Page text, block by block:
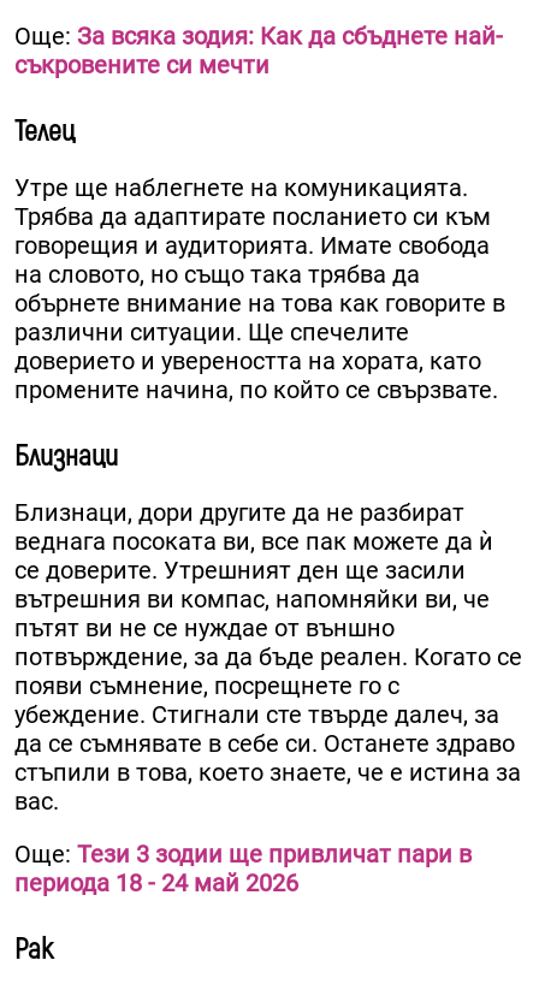
Още: За всяка зодия: Как да сбъднете най-
съкровените си мечти
Телец
Утре ще наблегнете на комуникацията.
Трябва да адаптирате посланието си към
говорещия и аудиторията. Имате свобода
на словото, но също така трябва да
обърнете внимание на това как говорите в
различни ситуации. Ще спечелите
доверието и увереността на хората, като
промените начина, по който се свързвате.
Близнаци
Близнаци, дори другите да не разбират
веднага посоката ви, все пак можете да ѝ
се доверите. Утрешният ден ще засили
вътрешния ви компас, напомняйки ви, че
пътят ви не се нуждае от външно
потвърждение, за да бъде реален. Когато се
появи съмнение, посрещнете го с
убеждение. Стигнали сте твърде далеч, за
да се съмнявате в себе си. Останете здраво
стъпили в това, което знаете, че е истина за
вас.
Още: Тези 3 зодии ще привличат пари в
периода 18 - 24 май 2026
Рак